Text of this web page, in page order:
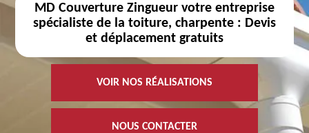
MD Couverture Zingueur votre entreprise
spécialiste de la toiture, charpente : Devis
et déplacement gratuits
VOIR NOS RÉALISATIONS
NOUS CONTACTER